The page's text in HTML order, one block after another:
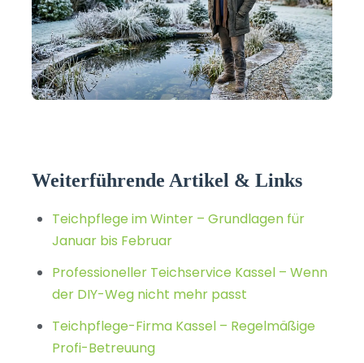
Weiterführende Artikel & Links
Teichpflege im Winter – Grundlagen für
Januar bis Februar
Professioneller Teichservice Kassel – Wenn
der DIY-Weg nicht mehr passt
Teichpflege-Firma Kassel – Regelmäßige
Profi-Betreuung